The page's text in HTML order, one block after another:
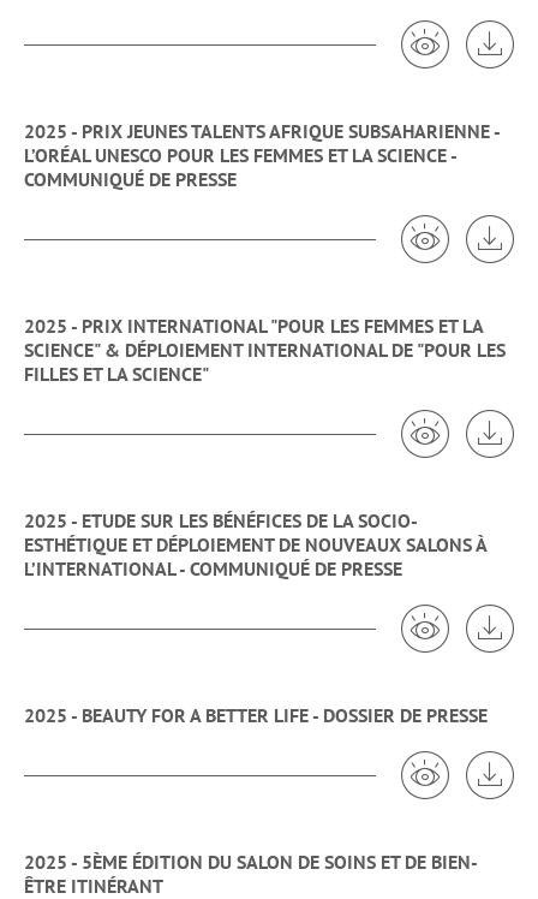
Voir 2025 -
2025 - PRIX JEUNES TALENTS AFRIQUE SUBSAHARIENNE -
L’ORÉAL UNESCO POUR LES FEMMES ET LA SCIENCE -
COMMUNIQUÉ DE PRESSE
Voir 2025 -
2025 - PRIX INTERNATIONAL "POUR LES FEMMES ET LA
SCIENCE" & DÉPLOIEMENT INTERNATIONAL DE "POUR LES
FILLES ET LA SCIENCE"
Voir 2025 -
2025 - ETUDE SUR LES BÉNÉFICES DE LA SOCIO-
ESTHÉTIQUE ET DÉPLOIEMENT DE NOUVEAUX SALONS À
L’INTERNATIONAL - COMMUNIQUÉ DE PRESSE
Voir 2025 -
2025 - BEAUTY FOR A BETTER LIFE - DOSSIER DE PRESSE
Voir 2025 -
2025 - 5ÈME ÉDITION DU SALON DE SOINS ET DE BIEN-
ÊTRE ITINÉRANT